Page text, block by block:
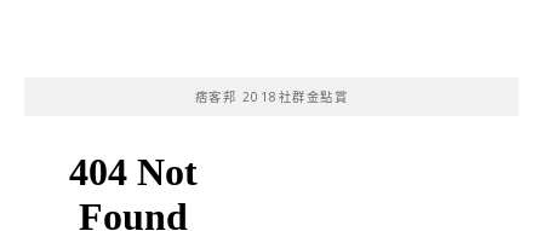
痞客邦 2018社群金點賞